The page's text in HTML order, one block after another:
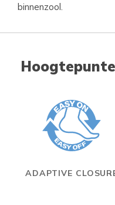
binnenzool.
ADAPTIVE